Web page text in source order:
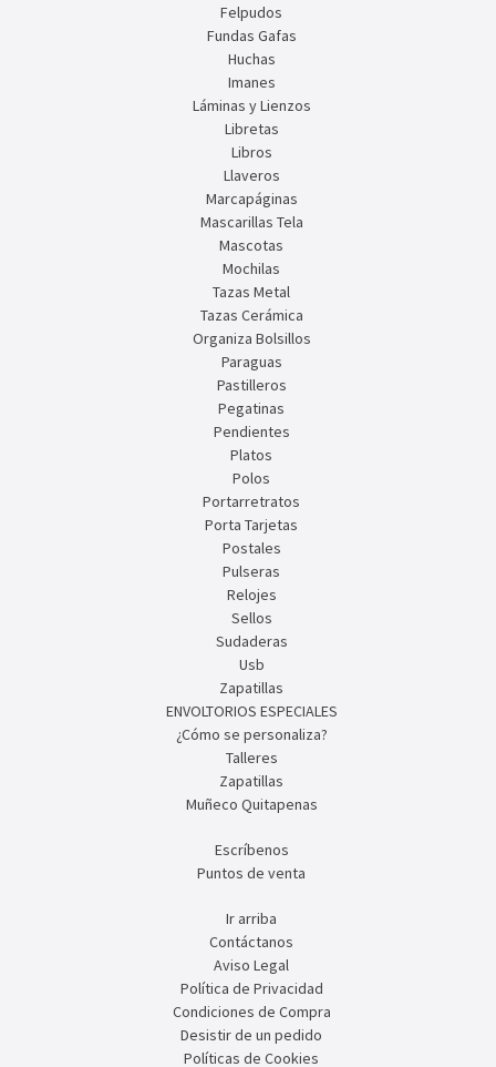
Felpudos
Fundas Gafas
Huchas
Imanes
Láminas y Lienzos
Libretas
Libros
Llaveros
Marcapáginas
Mascarillas Tela
Mascotas
Mochilas
Tazas Metal
Tazas Cerámica
Organiza Bolsillos
Paraguas
Pastilleros
Pegatinas
Pendientes
Platos
Polos
Portarretratos
Porta Tarjetas
Postales
Pulseras
Relojes
Sellos
Sudaderas
Usb
Zapatillas
ENVOLTORIOS ESPECIALES
¿Cómo se personaliza?
Talleres
Zapatillas
Muñeco Quitapenas
Escríbenos
Puntos de venta
Ir arriba
Contáctanos
Aviso Legal
Política de Privacidad
Condiciones de Compra
Desistir de un pedido
Políticas de Cookies